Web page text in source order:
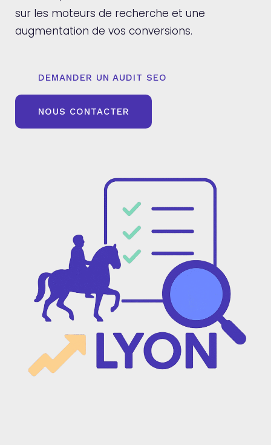
sur les moteurs de recherche et une
augmentation de vos conversions.
DEMANDER UN AUDIT SEO
NOUS CONTACTER